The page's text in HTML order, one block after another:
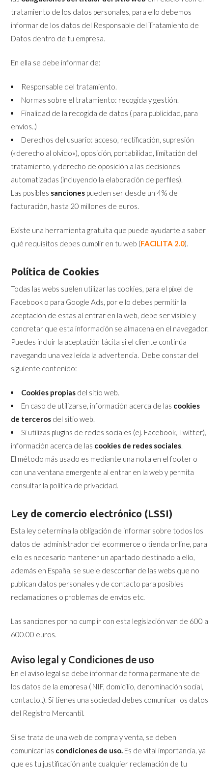
tratamiento de los datos personales, para ello debemos
informar de los datos del Responsable del Tratamiento de
Datos dentro de tu empresa.
En ella se debe informar de:
Responsable del tratamiento.
Normas sobre el tratamiento: recogida y gestión.
Finalidad de la recogida de datos ( para publicidad, para
envíos..)
Derechos del usuario: acceso, rectificación, supresión
(«derecho al olvido»), oposición, portabilidad, limitación del
tratamiento, y derecho de oposición a las decisiones
automatizadas (incluyendo la elaboración de perfiles).
Las posibles sanciones pueden ser desde un 4% de
facturación, hasta 20 millones de euros.
Existe una herramienta gratuita que puede ayudarte a saber
qué requisitos debes cumplir en tu web (FACILITA 2.0).
Política de Cookies
Todas las webs suelen utilizar las cookies, para el píxel de
Facebook o para Google Ads, por ello debes permitir la
aceptación de estas al entrar en la web, debe ser visible y
concretar que esta información se almacena en el navegador.
Puedes incluir la aceptación tácita si el cliente continúa
navegando una vez leída la advertencia. Debe constar del
siguiente contenido:
Cookies propias del sitio web.
En caso de utilizarse, información acerca de las cookies
de terceros del sitio web.
Si utilizas plugins de redes sociales (ej. Facebook, Twitter),
información acerca de las cookies de redes sociales.
El método más usado es mediante una nota en el footer o
con una ventana emergente al entrar en la web y permita
consultar la política de privacidad.
Ley de comercio electrónico (LSSI)
Esta ley determina la obligación de informar sobre todos los
datos del administrador del ecommerce o tienda online, para
ello es necesario mantener un apartado destinado a ello,
además en España, se suele desconfiar de las webs que no
publican datos personales y de contacto para posibles
reclamaciones o problemas de envíos etc.
Las sanciones por no cumplir con esta legislación van de 600 a
600.00 euros.
Aviso legal y Condiciones de uso
En el aviso legal se debe informar de forma permanente de
los datos de la empresa ( NIF, domicilio, denominación social,
contacto..). Si tienes una sociedad debes comunicar los datos
del Registro Mercantil.
Si se trata de una web de compra y venta, se deben
comunicar las condiciones de uso. Es de vital importancia, ya
que es tu justificación ante cualquier reclamación de tu